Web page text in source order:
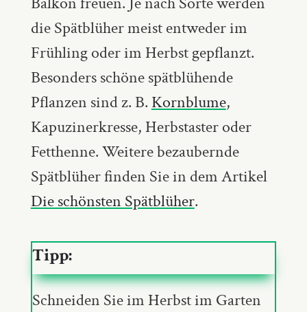
die Spätblüher meist entweder im
Frühling oder im Herbst gepflanzt.
Besonders schöne spätblühende
Pflanzen sind z. B. Kornblume,
Kapuzinerkresse, Herbstaster oder
Fetthenne. Weitere bezaubernde
Spätblüher finden Sie in dem Artikel
Die schönsten Spätblüher.
Tipp:
Schneiden Sie im Herbst im Garten